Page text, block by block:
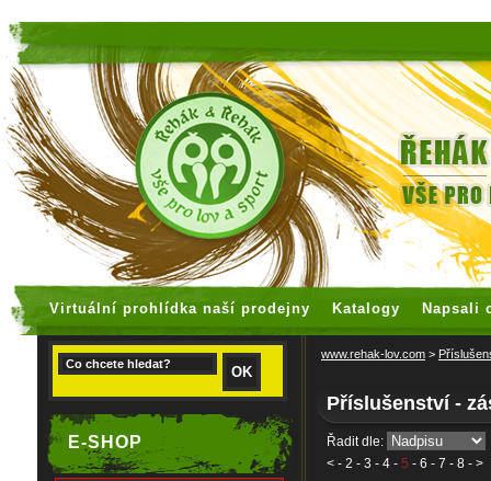
Virtuální prohlídka naší prodejny Katalogy Napsali
E-SHOP
www.rehak-lov.com >
Příslušenství -
Řadit dle:
< - 2 - 3 - 4 - 5 - 6 - 7 - 8 - >